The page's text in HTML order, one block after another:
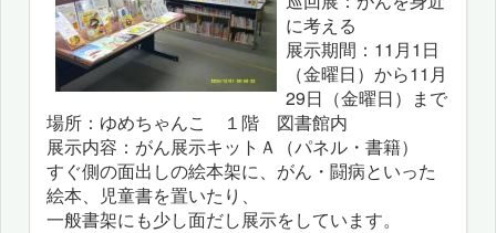
に考える
展示期間：11月1日
（金曜日）から11月
29日（金曜日）まで
場所：ゆめちゃんこ １階 図書館内
展示内容：がん展示キットＡ（パネル・書籍）
すぐ側の面出しの絵本架に、がん・闘病といった
絵本、児童書を置いたり、
一般書架にも少し面だし展示をしています。